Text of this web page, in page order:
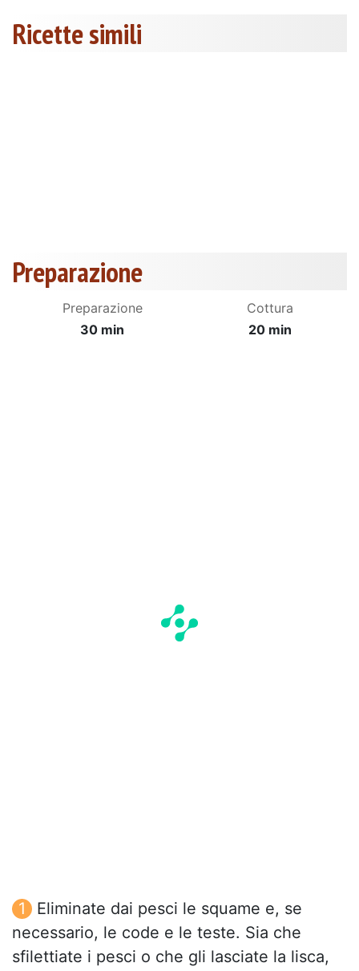
Ricette simili
Preparazione
Preparazione
30 min
Cottura
20 min
Eliminate dai pesci le squame e, se
necessario, le code e le teste. Sia che
sfilettiate i pesci o che gli lasciate la lisca,